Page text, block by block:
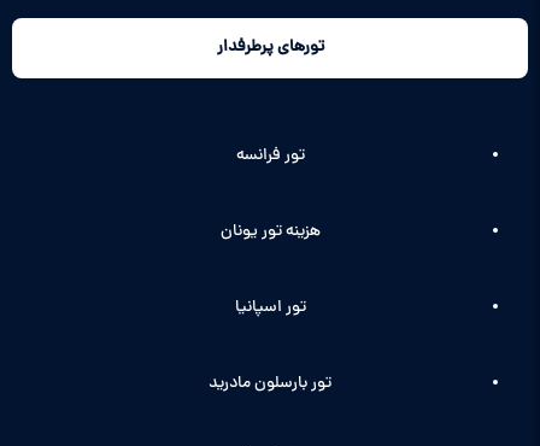
تورهای پرطرفدار
تور فرانسه
هزینه تور یونان
تور اسپانیا
تور بارسلون مادرید